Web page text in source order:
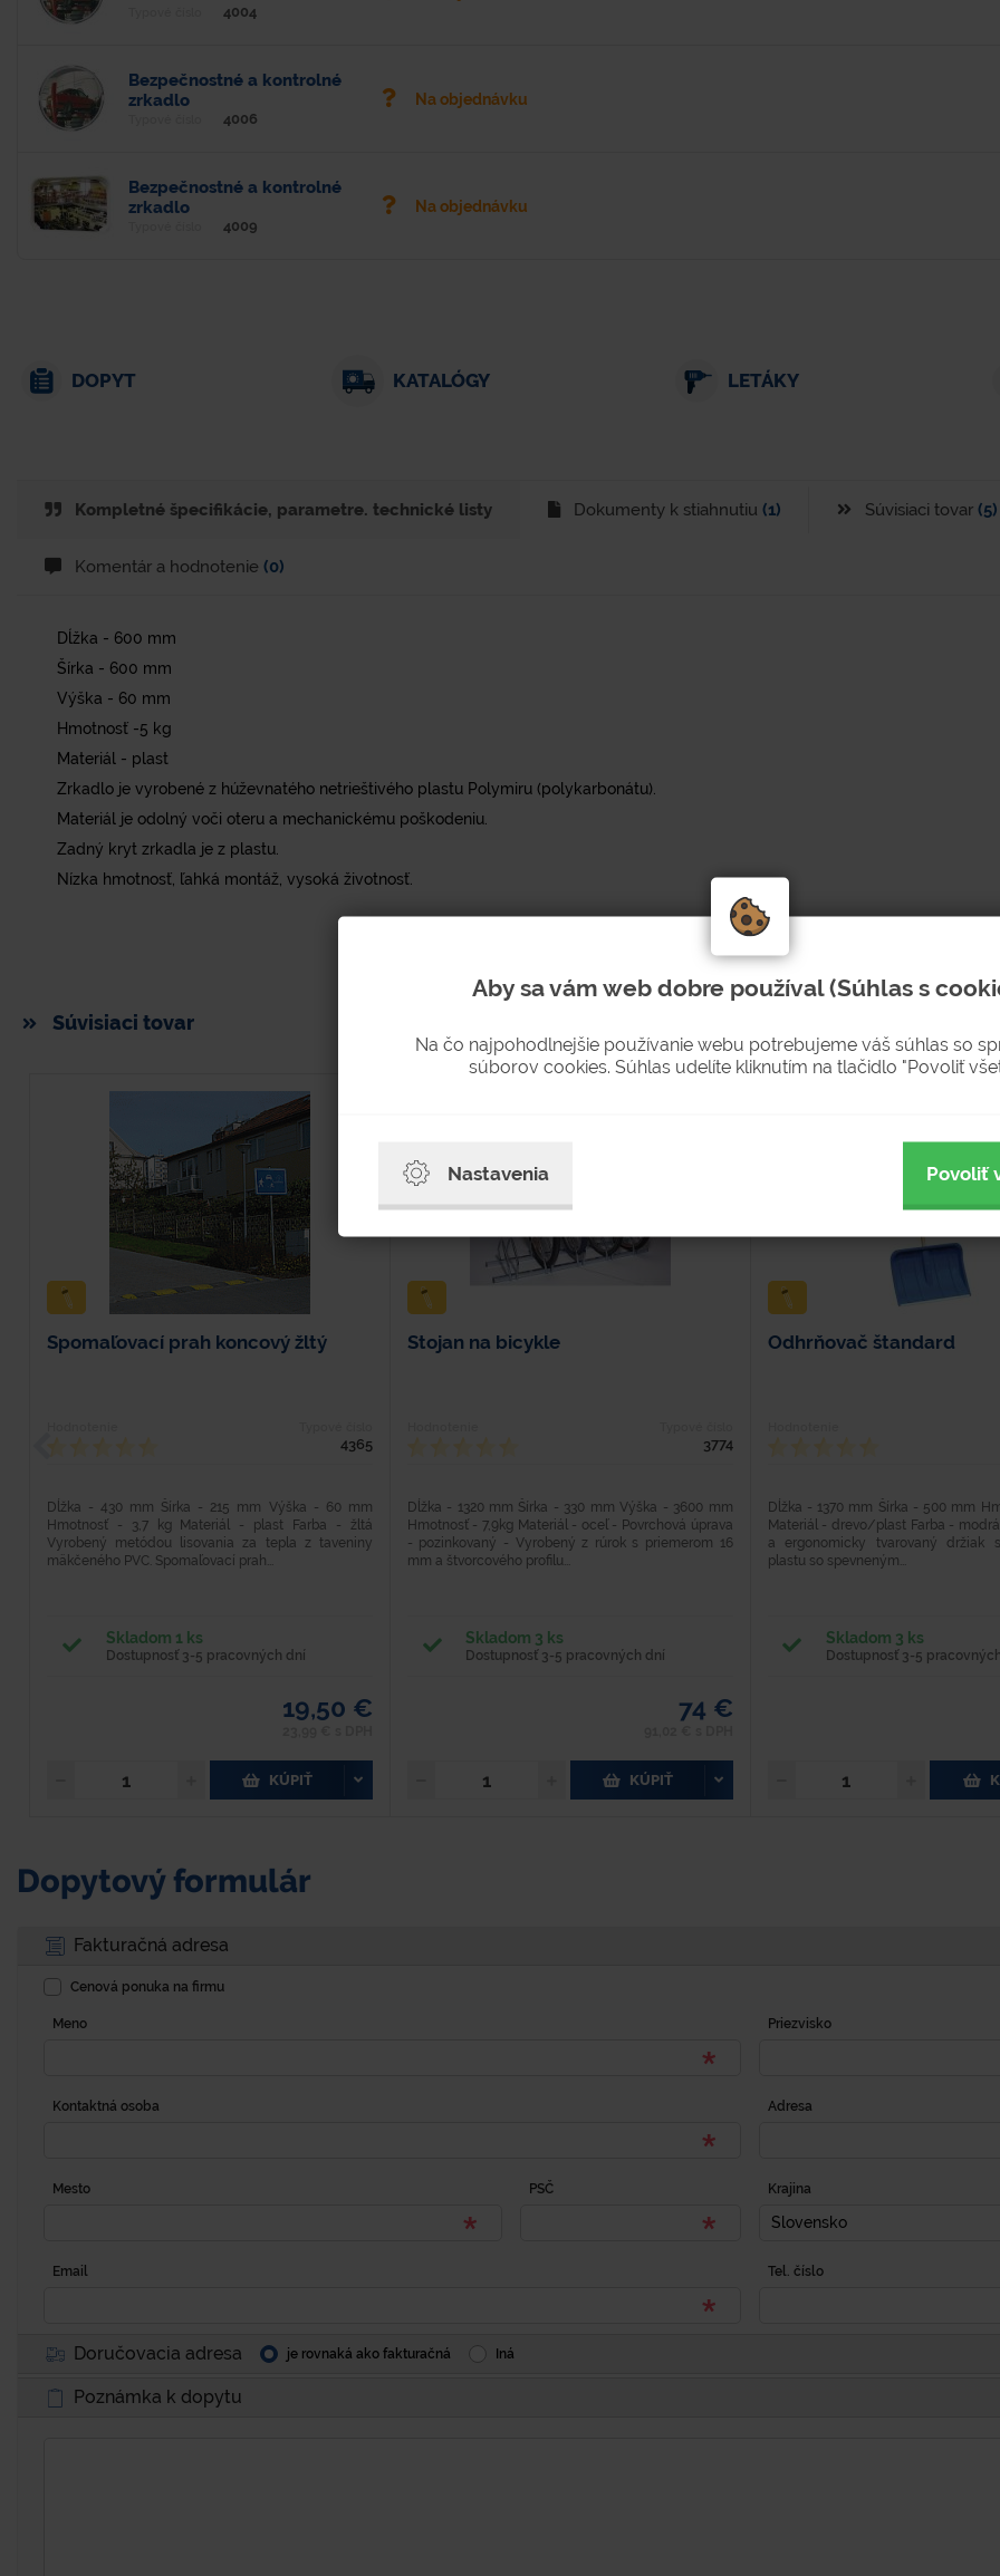
4004
Bezpečnostné a kontrolné
zrkadlo
4006
Na objednávku
Bezpečnostné a kontrolné
zrkadlo
4009
Na objednávku
DOPYT KATALÓGY LETÁKY
Kompletné špecifikácie, parametre. technické listy Dokumenty k stiahnutiu (1) Súvisiaci tovar (5)
Komentár a hodnotenie (0)
Dĺžka - 600 mm
Šírka - 600 mm
Výška - 60 mm
Hmotnosť -5 kg
Materiál - plast
Zrkadlo je vyrobené z húževnatého netrieštivého plastu Polymiru (polykarbonátu).
Materiál je odolný voči oteru a mechanickému poškodeniu.
Zadný kryt zrkadla je z plastu.
Nízka hmotnosť, ľahká montáž, vysoká životnosť.
Súvisiaci tovar
Spomaľovací prah koncový žltý
4365
Dĺžka - 430 mm Šírka - 215 mm Výška - 60 mm
Hmotnosť - 3,7 kg Materiál - plast Farba - žltá
Vyrobený metódou lisovania za tepla z taveniny
mäkčeného PVC. Spomaľovací prah...
Skladom 1 ks
Dostupnosť 3-5 pracovných dní
19,50 €
KÚPIŤ
Stojan na bicykle
3774
Dĺžka - 1320 mm Šírka - 330 mm Výška - 3600 mm
Hmotnosť - 7,9kg Materiál - oceľ - Povrchová úprava
- pozinkovaný - Vyrobený z rúrok s priemerom 16
mm a štvorcového profilu...
Skladom 3 ks
Dostupnosť 3-5 pracovných dní
74 €
KÚPIŤ
Odhrňovač štandard
Dĺžka - 1370 mm Šírka - 500 mm
Materiál - drevo/plast Farba -
a ergonomicky tvarovaný držiak
plastu so spevneným...
Skladom 3 ks
Dostupnosť 3-5
Dopytový formulár
Fakturačná adresa
Cenová ponuka na firmu
Meno Priezvisko
Kontaktná osoba Adresa
Mesto PSČ Krajina
Slovensko
Email Tel. číslo
Doručovacia adresa je rovnaká ako fakturačná Iná
Poznámka k dopytu
Aby sa vám web dobre používal (Súhlas s
Na čo najpohodlnejšie používanie webu potrebujeme váš súhlas so
súborov cookies. Súhlas udelíte kliknutím na tlačidlo "Povoliť
Nastavenia Povoliť